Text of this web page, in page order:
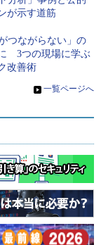
が示す道筋
つながらない」の
3つの現場に学ぶ
改善術
» 一覧ページへ